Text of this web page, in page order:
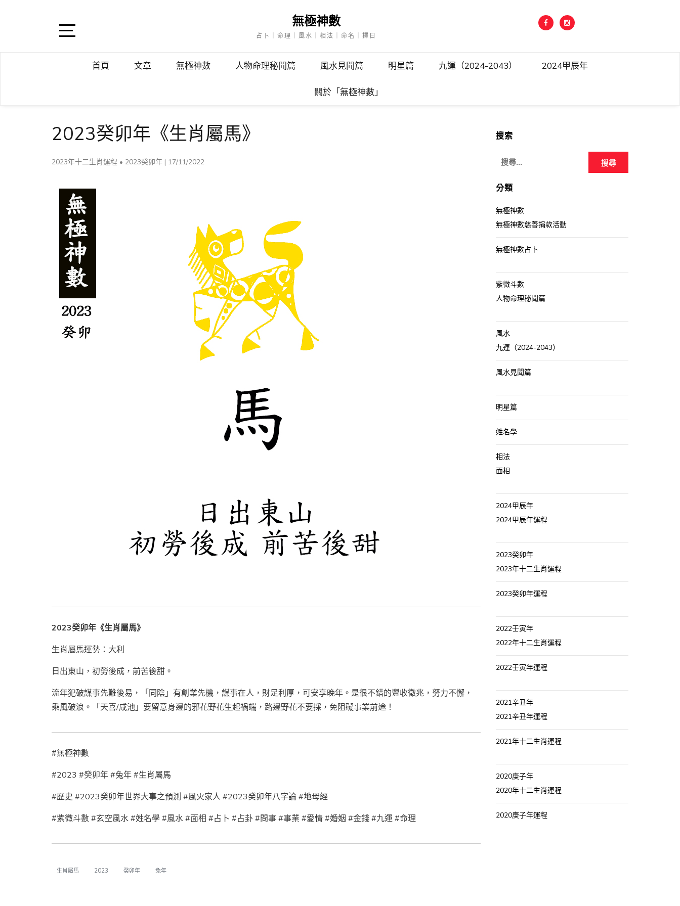
Sidebar
無極神數
占卜｜命理｜風水｜相法｜命名｜擇日
首頁 文章 無極神數 人物命理秘聞篇 風水見聞篇 明星篇 九運（2024-2043） 2024甲辰年
關於「無極神數」
2023癸卯年《生肖屬馬》
2023年十二生肖運程 • 2023癸卯年 | 17/11/2022
2023癸卯年《生肖屬馬》
生肖屬馬運勢：大利
日出東山，初勞後成，前苦後甜。
流年犯破謀事先難後易，「同陰」有創業先機，謀事在人，財足利厚，可安享晚年。是很不錯的豐收徵兆，努力不懈，
乘風破浪。「天喜/咸池」要留意身邊的邪花野花生起禍端，路邊野花不要採，免阻礙事業前途！
#無極神數
#2023 #癸卯年 #兔年 #生肖屬馬
#歷史 #2023癸卯年世界大事之預測 #風火家人 #2023癸卯年八字論 #地母經
#紫微斗數 #玄空風水 #姓名學 #風水 #面相 #占卜 #占卦 #問事 #事業 #愛情 #婚姻 #金錢 #九運 #命理
生肖屬馬 2023 癸卯年 兔年
搜索
搜
關
字:
分類
無極神數
無極神數慈善捐款活動
無極神數占卜
紫微斗數
人物命理秘聞篇
風水
九運（2024-2043）
風水見聞篇
明星篇
姓名學
相法
面相
2024甲辰年
2024甲辰年運程
2023癸卯年
2023年十二生肖運程
2023癸卯年運程
2022壬寅年
2022年十二生肖運程
2022壬寅年運程
2021辛丑年
2021辛丑年運程
2021年十二生肖運程
2020庚子年
2020年十二生肖運程
2020庚子年運程